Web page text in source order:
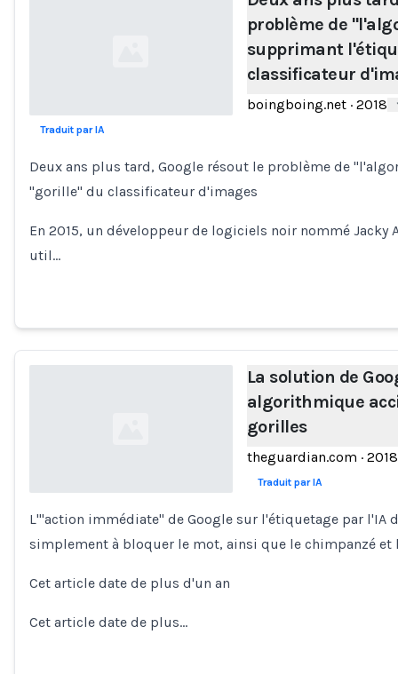
problème de
supprimant
classificateur
boingboing.net· 2018
Traduit par IA
Deux ans plus tard, Google résout le problème de
"gorille" du classificateur d'images
En 2015, un développeur de logiciels noir nommé
util…
La solution de
algorithmique
gorilles
theguardian.com · 2018
Traduit par IA
L'"action immédiate" de Google sur l'étiquetage par l'IA
simplement à bloquer le mot, ainsi que le chimpanzé et
Cet article date de plus d'un an
Cet article date de plus…